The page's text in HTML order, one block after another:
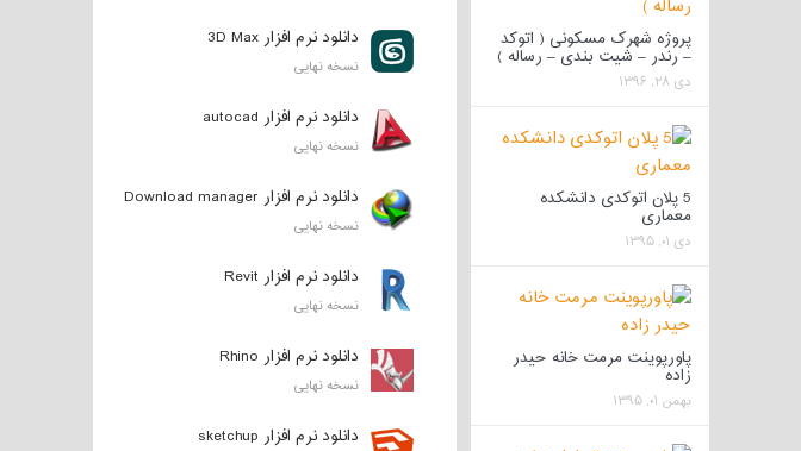
پروژه شهرک مسکونی ( اتوکد
– رندر – شیت بندی – رساله )
دی ۲۸, ۱۳۹۶
5 پلان اتوکدی دانشکده
معماری
دی ۰۱, ۱۳۹۵
پاورپوینت مرمت خانه حیدر
زاده
بهمن ۰۱, ۱۳۹۵
دانلود نرم افزار 3D Max
نسخه نهایی
دانلود نرم افزار autocad
نسخه نهایی
دانلود نرم افزار Download manager
نسخه نهایی
دانلود نرم افزار Revit
نسخه نهایی
دانلود نرم افزار Rhino
نسخه نهایی
دانلود نرم افزار sketchup